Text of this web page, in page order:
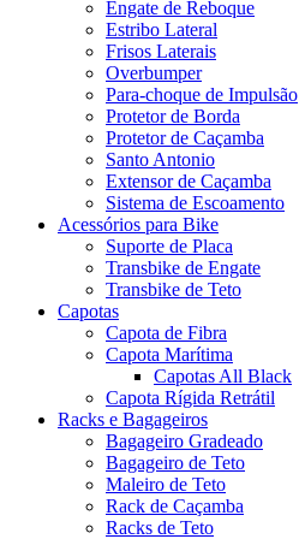
Engate de Reboque
Estribo Lateral
Frisos Laterais
Overbumper
Para-choque de Impulsão
Protetor de Borda
Protetor de Caçamba
Santo Antonio
Extensor de Caçamba
Sistema de Escoamento
Acessórios para Bike
Suporte de Placa
Transbike de Engate
Transbike de Teto
Capotas
Capota de Fibra
Capota Marítima
Capotas All Black
Capota Rígida Retrátil
Racks e Bagageiros
Bagageiro Gradeado
Bagageiro de Teto
Maleiro de Teto
Rack de Caçamba
Racks de Teto